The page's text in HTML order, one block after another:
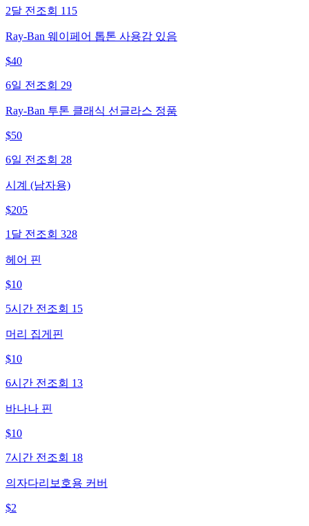
2달 전 조회 115
Ray-Ban 웨이페어 톱톤 사용감 있음
$40
6일 전 조회 29
Ray-Ban 투톤 클래식 선글라스 정품
$50
6일 전 조회 28
시계 (남자용)
$205
1달 전 조회 328
헤어 핀
$10
5시간 전 조회 15
머리 집게핀
$10
6시간 전 조회 13
바나나 핀
$10
7시간 전 조회 18
의자다리보호용 커버
$2